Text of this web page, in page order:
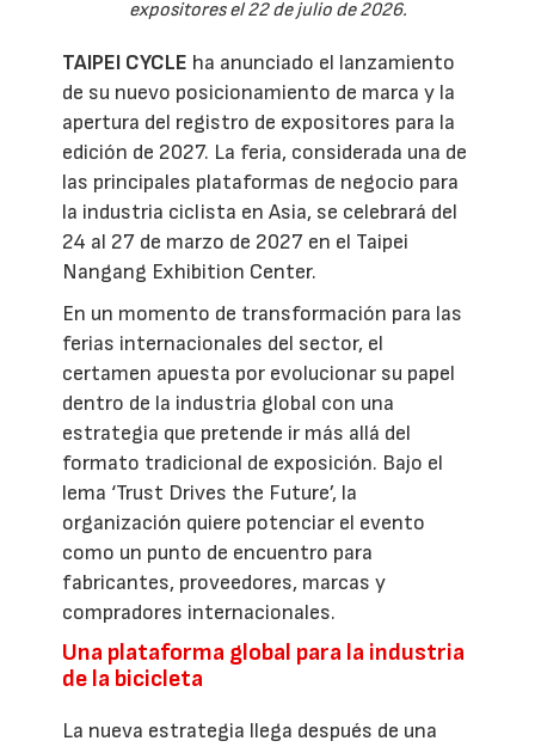
expositores el 22 de julio de 2026.
TAIPEI CYCLE ha anunciado el lanzamiento
de su nuevo posicionamiento de marca y la
apertura del registro de expositores para la
edición de 2027. La feria, considerada una de
las principales plataformas de negocio para
la industria ciclista en Asia, se celebrará del
24 al 27 de marzo de 2027 en el Taipei
Nangang Exhibition Center.
En un momento de transformación para las
ferias internacionales del sector, el
certamen apuesta por evolucionar su papel
dentro de la industria global con una
estrategia que pretende ir más allá del
formato tradicional de exposición. Bajo el
lema ‘Trust Drives the Future’, la
organización quiere potenciar el evento
como un punto de encuentro para
fabricantes, proveedores, marcas y
compradores internacionales.
Una plataforma global para la industria
de la bicicleta
La nueva estrategia llega después de una